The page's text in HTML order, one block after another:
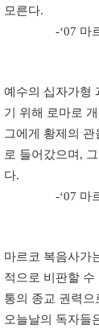
모른다.
-‘07 마
예수의 십자가형
기 위해 로마로
그에게 황제의
로 들어갔으며,
다.
-‘07 마
마르코 복음사가
적으로 비판할 수
통의 종교 권력
오늘날의 독자들